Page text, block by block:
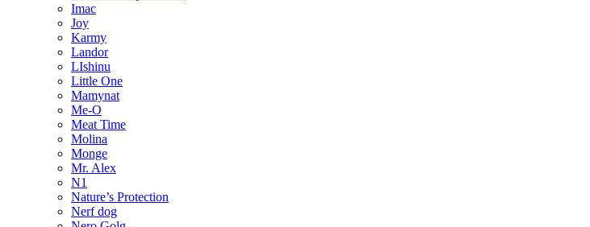
Imac
Joy
Karmy
Landor
LIshinu
Little One
Mamynat
Me-O
Meat Time
Molina
Monge
Mr. Alex
N1
Nature’s Protection
Nerf dog